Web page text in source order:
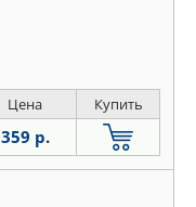
Цена Купить
359 р.